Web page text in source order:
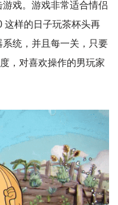
戏。游戏非常适合情侣
这样的日子玩茶杯头再
统，并且每一关，只要
，对喜欢操作的男玩家